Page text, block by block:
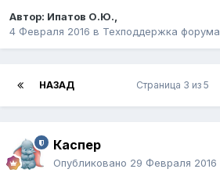
Автор: Ипатов О.Ю.,
4 Февраля 2016 в Техподдержка форума
НАЗАД Страница 3 из 5
Каспер
Опубликовано 29 Февраля 2016